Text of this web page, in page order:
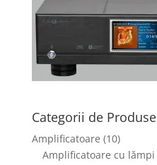
Categorii de Produse
Amplificatoare (10)
Amplificatoare cu lămpi